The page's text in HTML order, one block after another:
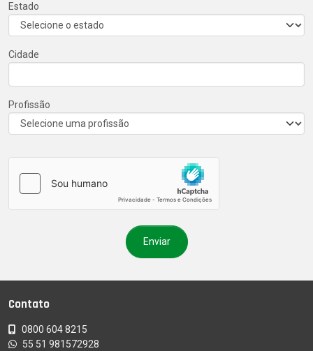
Estado
Cidade
Profissão
Contato
0800 604 8215
55 51 981572928